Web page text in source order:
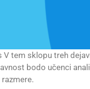
V tem sklopu treh
bodo učenci